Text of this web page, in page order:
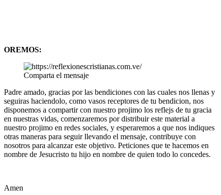
OREMOS:
Comparta el mensaje
Padre amado, gracias por las bendiciones con las cuales nos llenas y
seguiras haciendolo, como vasos receptores de tu bendicion, nos
disponemos a compartir con nuestro projimo los reflejs de tu gracia
en nuestras vidas, comenzaremos por distribuir este material a
nuestro projimo en redes sociales, y esperaremos a que nos indiques
otras maneras para seguir llevando el mensaje, contribuye con
nosotros para alcanzar este objetivo. Peticiones que te hacemos en
nombre de Jesucristo tu hijo en nombre de quien todo lo concedes.
Amen